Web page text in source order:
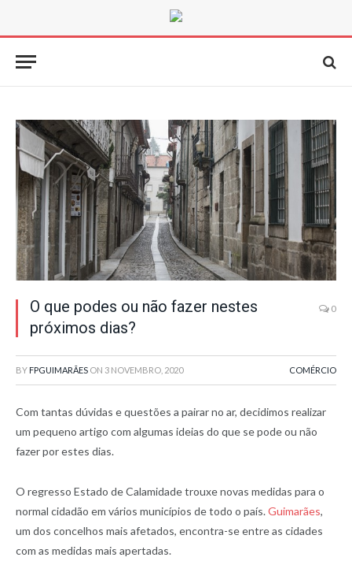
O que podes ou não fazer nestes
próximos dias?
0
BY FPGUIMARÃES ON 3 NOVEMBRO, 2020 COMÉRCIO
Com tantas dúvidas e questões a pairar no ar, decidimos realizar
um pequeno artigo com algumas ideias do que se pode ou não
fazer por estes dias.
O regresso Estado de Calamidade trouxe novas medidas para o
normal cidadão em vários municípios de todo o país.Guimarães,
um dos concelhos mais afetados, encontra-se entre as cidades
com as medidas mais apertadas.